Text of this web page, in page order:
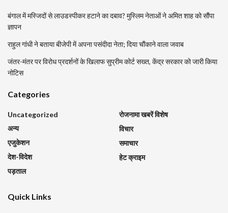
बंगाल में मस्जिदों से लाउडस्पीकर हटाने का दबाव? मुस्लिम नेताओं ने अमित शाह को सौंपा
ज्ञापन
राहुल गांधी ने बताया बीजेपी में अपना पसंदीदा नेता; दिया चौंकाने वाला जवाब
जंतर-मंतर पर विरोध प्रदर्शनों के खिलाफ सुप्रीम कोर्ट सख्त, केंद्र सरकार को जारी किया
नोटिस
Categories
Uncategorized
अन्य
एजुकेशन
देश-विदेश
पड़ताल
रोजनामा खबरें विशेष
विचार
समाचार
हेट क्राइम
Quick Links